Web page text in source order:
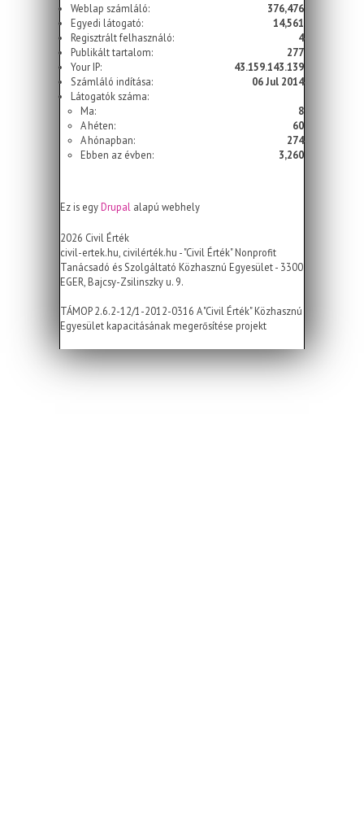
Weblap számláló:
376,476
Egyedi látogató:
14,561
Regisztrált felhasználó:
4
Publikált tartalom:
277
Your IP:
43.159.143.139
Számláló indítása:
06 Jul 2014
Látogatók száma:
Ma:
8
A héten:
60
A hónapban:
274
Ebben az évben:
3,260
Ez is egyDrupal alapú webhely
2026 Civil Érték
civil-ertek.hu, civilérték.hu - "Civil Érték" Nonprofit
Tanácsadó és Szolgáltató Közhasznú Egyesület - 3300
EGER, Bajcsy-Zsilinszky u. 9.
TÁMOP 2.6.2-12/1-2012-0316 A "Civil Érték" Közhasznú
Egyesület kapacitásának megerősítése projekt